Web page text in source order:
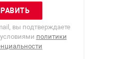
вы подтверждаете
политики